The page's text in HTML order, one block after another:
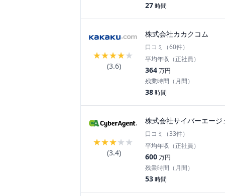
27時間
★★★★★
(3.6)
株式会社カカクコム
口コミ（60件）
平均年収（正社員）
364万円
残業時間（月間）
38時間
★★★★★
(3.4)
株式会社サイバーエージ
口コミ（33件）
平均年収（正社員）
600万円
残業時間（月間）
53時間